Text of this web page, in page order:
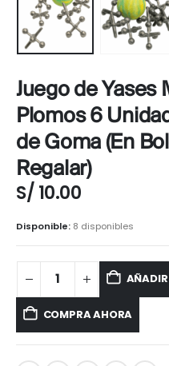
Juego de Yases
Plomos 6
de Goma (En
Regalar)
S/ 10.00
Disponible: 8 disponibles
COMPRA AHORA